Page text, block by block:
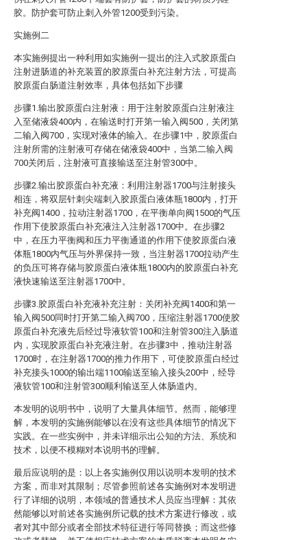
胶。防护套可防止刺入外管1200受到污染。
实施例二
本实施例提出一种利用如实施例一提出的注入式胶原蛋白
注射进肠道的补充装置的胶原蛋白补充注射方法，可提高
胶原蛋白肠道注射效率，具体包括如下步骤
步骤1.输出胶原蛋白注射液：用于注射胶原蛋白注射液注
入至储液袋400内，在输送时打开第一输入阀500，关闭第
二输入阀700，实现对液体的输入。在步骤1中，胶原蛋白
注射所需的注射液可存储在储液袋400中，当第二输入阀
700关闭后，注射液可直接输送至注射管300中。
步骤2.输出胶原蛋白补充液：利用注射器1700与注射接头
相连，将双层针刺尖端刺入胶原蛋白液体瓶1800内，打开
补充阀1400，拉动注射器1700，在平衡单向阀1500的气压
作用下使胶原蛋白补充液注入注射器1700中。在步骤2
中，在压力平衡阀和压力平衡通道的作用下使胶原蛋白液
体瓶1800内气压与外界保持一致，当注射器1700拉动产生
的负压可将存储与胶原蛋白液体瓶1800内的胶原蛋白补充
液快速输送至注射器1700中。
步骤3.胶原蛋白补充液补充注射：关闭补充阀1400和第一
输入阀500同时打开第二输入阀700，压缩注射器1700使胶
原蛋白补充液先后经过导液软管100和注射管300注入肠道
内，实现胶原蛋白补充液注射。在步骤3中，推动注射器
1700时，在注射器1700的推力作用下，可使胶原蛋白经过
补充接头1000的输出端1100输送至输入接头200中，经导
液软管100和注射管300顺利输送至人体肠道内。
本发明的说明书中，说明了大量具体细节。然而，能够理
解，本发明的实施例能够以在没有这些具体细节的情况下
实践。在一些实例中，并未详细示出公知的方法、系统和
技术，以便不模糊对本说明书的理解。
最后应说明的是：以上各实施例仅用以说明本发明的技术
方案，而非对其限制；尽管参照前述各实施例对本发明进
行了详细的说明，本领域的普通技术人员应当理解：其依
然能够以对前述各实施例所记载的技术方案进行修改，或
者对其中部分或者全部技术特征进行等同替换；而这些修